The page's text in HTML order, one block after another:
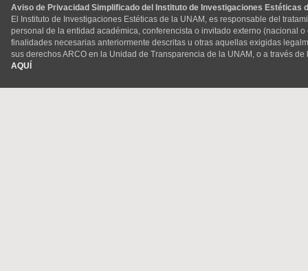
Aviso de Privacidad Simplificado del Instituto de Investigaciones Estéticas
El Instituto de Investigaciones Estéticas de la UNAM, es responsable del
personal de la entidad académica, conferencista o invitado externo (nacional
finalidades necesarias anteriormente descritas u otras aquellas exigidas
sus derechos ARCO en la Unidad de Transparencia de la UNAM, o a través
AQUÍ